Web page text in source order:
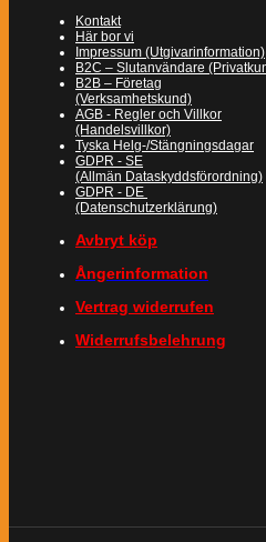
Kontakt
Här bor vi
Impressum (Utgivarinformation)
B2C – Slutanvändare
B2B – Företag
(Verksamhetskund)
AGB - Regler och Villkor
(Handelsvillkor)
Tyska Helg-/Stängningsdagar
GDPR - SE
(Allmän Dataskyddsförordning)
GDPR - DE
(Datenschutzerklärung)
Avbryt köp
Ångerinformation
Vertrag widerrufen
Widerrufsbelehrung